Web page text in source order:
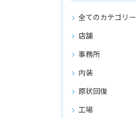
全てのカテゴリー
店舗
事務所
内装
原状回復
工場